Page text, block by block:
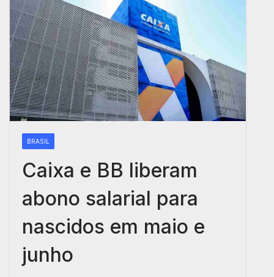
BRASIL
Caixa e BB liberam
abono salarial para
nascidos em maio e
junho